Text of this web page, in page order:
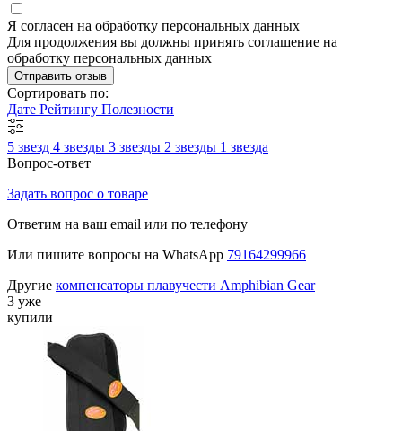
Я согласен на обработку персональных данных
Для продолжения вы должны принять соглашение на
обработку персональных данных
Отправить отзыв
Сортировать по:
Дате Рейтингу Полезности
5 звезд 4 звезды 3 звезды 2 звезды 1 звезда
Вопрос-ответ
Задать вопрос о товаре
Ответим на ваш email или по телефону
Или пишите вопросы на WhatsApp 79164299966
Другие компенсаторы плавучести Amphibian Gear
3 уже
купили